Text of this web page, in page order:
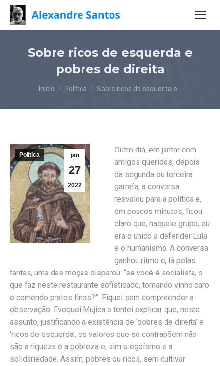
Sobre ricos de esquerda e
pobres de direita
Você está aqui:
Início Política Sobre ricos de esquerda e…
jan
27
2022
Política
Outro dia, em jantar com
amigos queridos, depois
da segunda ou terceira
garrafa, a conversa
resvalou para a política e,
em poucos minutos, ficou
claro que, naquele grupo, eu
era o único a defender Lula
e o humanismo. A conversa
ganhou ritmo e, lá pelas
tantas, uma das moças disparou: “se você é socialista, o
que faz neste restaurante sofisticado, tomando vinho caro
e comendo pratos finos?”. Fiquei sem compreender a
observação. Evoquei Mujica e tentei explicar que, neste
assunto, justificando a existência de ‘pobres de direita’ e
‘ricos de esquerda’, os valores que se contrapõem não
são a riqueza e a pobreza e, sim o egoísmo e a
solidariedade. Assim, pobres ou ricos, sem cultivar